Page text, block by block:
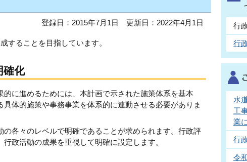
登録日：2015年7月1日 更新日：2022年4月1日
することを目指しています。
確化
に進めるためには、本計画で示された施策体系を基本
体的施策や事務事業を体系的に連動させる必要がありま
各々のレベルで明確であることが求められます。行政評
政活動の成果を重視して明確に設定します。
行
行
水
工
業
行
令